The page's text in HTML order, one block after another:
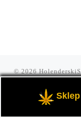
© 2026
Blog